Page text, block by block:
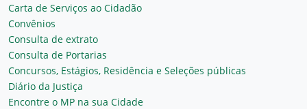
Carta de Serviços ao Cidadão
Convênios
Consulta de extrato
Consulta de Portarias
Concursos, Estágios, Residência e Seleções públicas
Diário da Justiça
Encontre o MP na sua Cidade